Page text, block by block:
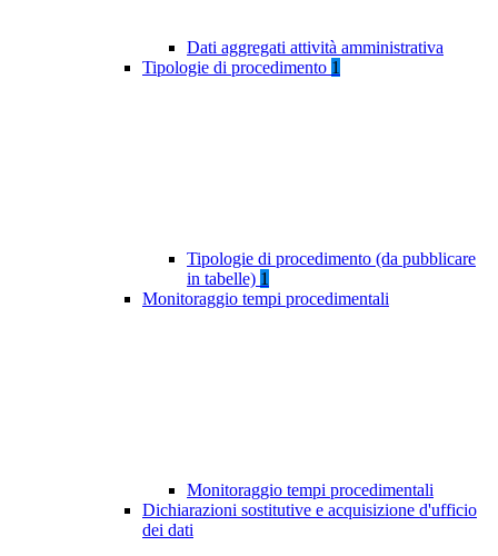
Dati aggregati attività amministrativa
Tipologie di procedimento 1
Tipologie di procedimento (da pubblicare
in tabelle) 1
Monitoraggio tempi procedimentali
Monitoraggio tempi procedimentali
Dichiarazioni sostitutive e acquisizione d'ufficio
dei dati